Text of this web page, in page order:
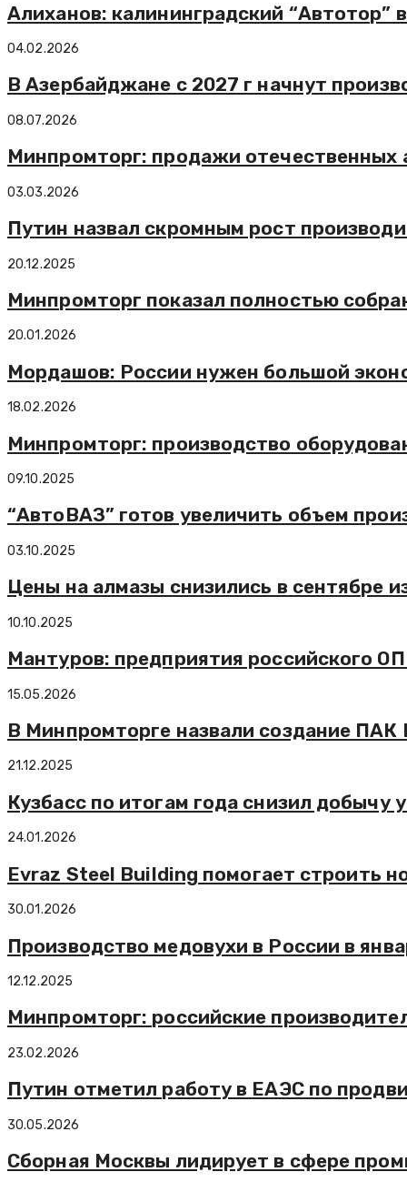
Алиханов: калининградский “Автотор”
04.02.2026
В Азербайджане с 2027 г начнут
08.07.2026
Минпромторг: продажи отечественных
03.03.2026
Путин назвал скромным рост
20.12.2025
Минпромторг показал полностью
20.01.2026
Мордашов: России нужен большой
18.02.2026
Минпромторг: производство
09.10.2025
“АвтоВАЗ” готов увеличить объем
03.10.2025
Цены на алмазы снизились в сентябре
10.10.2025
Мантуров: предприятия российского
15.05.2026
В Минпромторге назвали создание
21.12.2025
Кузбасс по итогам года снизил добычу
24.01.2026
Evraz Steel Building помогает строить
30.01.2026
Производство медовухи в России в
12.12.2025
Минпромторг: российские
23.02.2026
Путин отметил работу в ЕАЭС по
30.05.2026
Сборная Москвы лидирует в сфере